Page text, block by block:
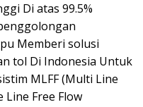
Di atas 99.5%
Memberi solusi
tol Di Indonesia Untuk
MLFF (Multi Line
Line Free Flow